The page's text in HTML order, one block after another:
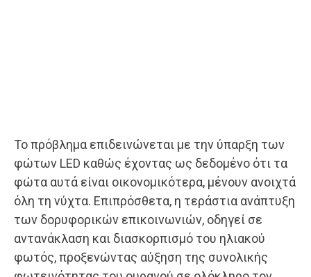
Το πρόβλημα επιδεινώνεται με την ύπαρξη των
φώτων LED καθώς έχοντας ως δεδομένο ότι τα
φώτα αυτά είναι οικονομικότερα, μένουν ανοιχτά
όλη τη νύχτα. Επιπρόσθετα, η τεράστια ανάπτυξη
των δορυφορικών επικοινωνιών, οδηγεί σε
αντανάκλαση και διασκορπισμό του ηλιακού
φωτός, προξενώντας αύξηση της συνολικής